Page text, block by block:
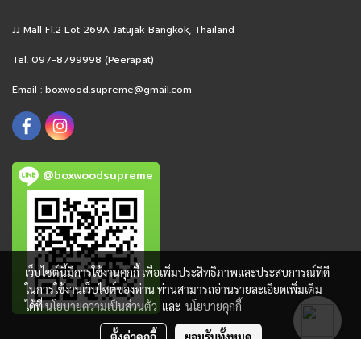
JJ Mall Fl.2 Lot 269A Jatujak Bangkok, Thailand
Tel. 097-8799998 (Peerapat)
Email : boxwood.supreme@gmail.com
@boxwoodsupreme
เว็บไซต์นี้มีการใช้งานคุกกี้ เพื่อเพิ่มประสิทธิภาพและประสบการณ์ที่ดี
ในการใช้งานเว็บไซต์ของท่าน ท่านสามารถอ่านรายละเอียดเพิ่มเติม
ได้ที่นโยบายความเป็นส่วนตัว และ นโยบายคุกกี้